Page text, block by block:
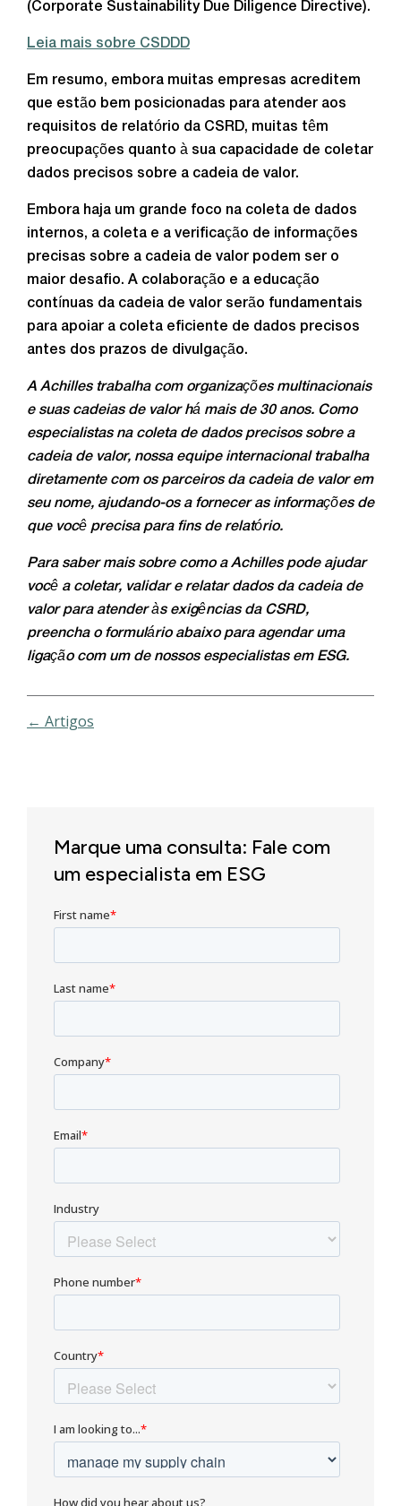
(Corporate Sustainability Due Diligence Directive).
Leia mais sobre CSDDD
Em resumo, embora muitas empresas acreditem
que estão bem posicionadas para atender aos
requisitos de relatório da CSRD, muitas têm
preocupações quanto à sua capacidade de coletar
dados precisos sobre a cadeia de valor.
Embora haja um grande foco na coleta de dados
internos, a coleta e a verificação de informações
precisas sobre a cadeia de valor podem ser o
maior desafio. A colaboração e a educação
contínuas da cadeia de valor serão fundamentais
para apoiar a coleta eficiente de dados precisos
antes dos prazos de divulgação.
A Achilles trabalha com organizações multinacionais
e suas cadeias de valor há mais de 30 anos. Como
especialistas na coleta de dados precisos sobre a
cadeia de valor, nossa equipe internacional trabalha
diretamente com os parceiros da cadeia de valor em
seu nome, ajudando-os a fornecer as informações de
que você precisa para fins de relatório.
Para saber mais sobre como a Achilles pode ajudar
você a coletar, validar e relatar dados da cadeia de
valor para atender às exigências da CSRD,
preencha o formulário abaixo para agendar uma
ligação com um de nossos especialistas em ESG.
← Artigos
Marque uma consulta: Fale com
um especialista em ESG